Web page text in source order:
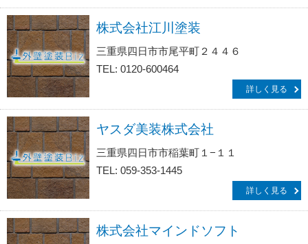
株式会社江川塗装
三重県四日市市尾平町２４４６
TEL: 0120-600464
詳しく見る
ヤスダ美装株式会社
三重県四日市市稲葉町１−１１
TEL: 059-353-1445
詳しく見る
株式会社マインドソフト